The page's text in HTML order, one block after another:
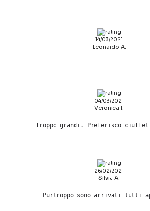
14/03/2021
Leonardo A.
04/03/2021
Veronica I.
Troppo grandi. Preferisco
26/02/2021
Silvia A.
Purtroppo sono arrivati tutti